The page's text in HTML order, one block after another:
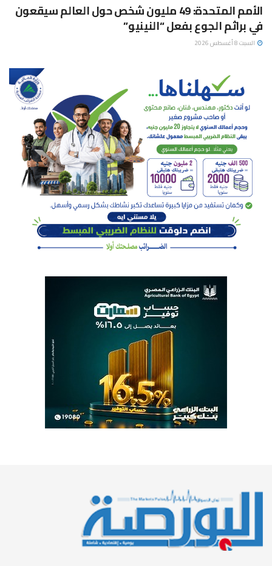
الأمم المتحدة: 49 مليون شخص حول العالم سيقعون
في براثم الجوع بفعل “النينيو”
السبت 8 أغسطس 2026